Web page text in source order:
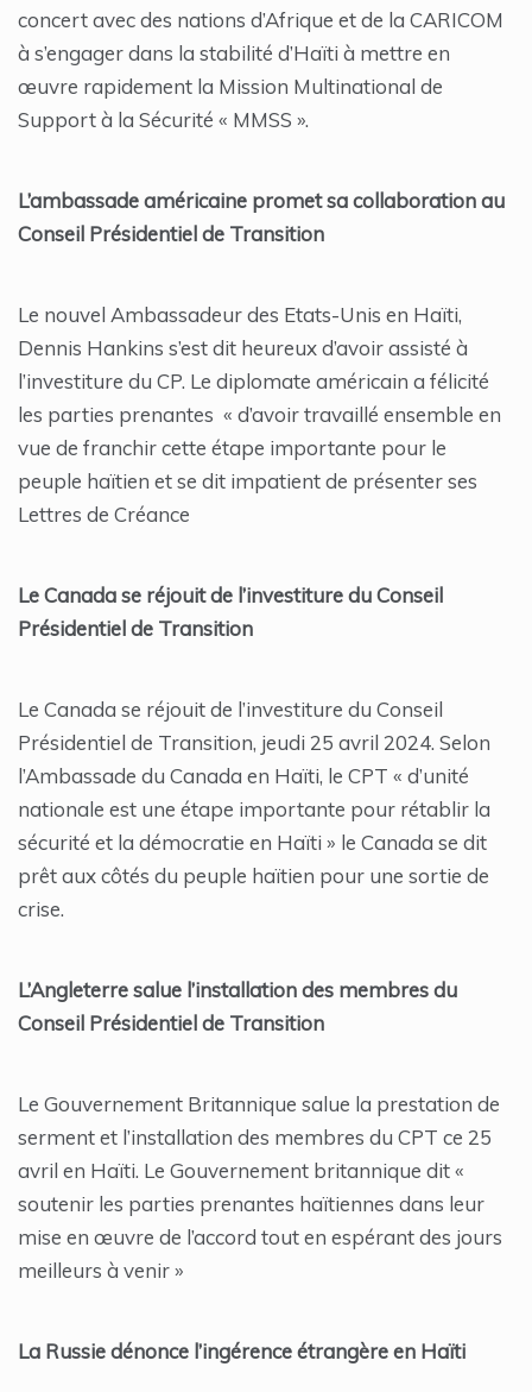
concert avec des nations d’Afrique et de la CARICOM
à s’engager dans la stabilité d’Haïti à mettre en
œuvre rapidement la Mission Multinational de
Support à la Sécurité « MMSS ».
L’ambassade américaine promet sa collaboration au
Conseil Présidentiel de Transition
Le nouvel Ambassadeur des Etats-Unis en Haïti,
Dennis Hankins s’est dit heureux d’avoir assisté à
l’investiture du CP. Le diplomate américain a félicité
les parties prenantes « d’avoir travaillé ensemble en
vue de franchir cette étape importante pour le
peuple haïtien et se dit impatient de présenter ses
Lettres de Créance
Le Canada se réjouit de l’investiture du Conseil
Présidentiel de Transition
Le Canada se réjouit de l’investiture du Conseil
Présidentiel de Transition, jeudi 25 avril 2024. Selon
l’Ambassade du Canada en Haïti, le CPT « d’unité
nationale est une étape importante pour rétablir la
sécurité et la démocratie en Haïti » le Canada se dit
prêt aux côtés du peuple haïtien pour une sortie de
crise.
L’Angleterre salue l’installation des membres du
Conseil Présidentiel de Transition
Le Gouvernement Britannique salue la prestation de
serment et l’installation des membres du CPT ce 25
avril en Haïti. Le Gouvernement britannique dit «
soutenir les parties prenantes haïtiennes dans leur
mise en œuvre de l’accord tout en espérant des jours
meilleurs à venir »
La Russie dénonce l’ingérence étrangère en Haïti